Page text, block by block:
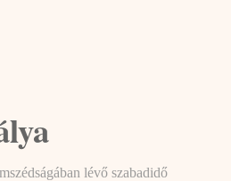
lévő szabadidő